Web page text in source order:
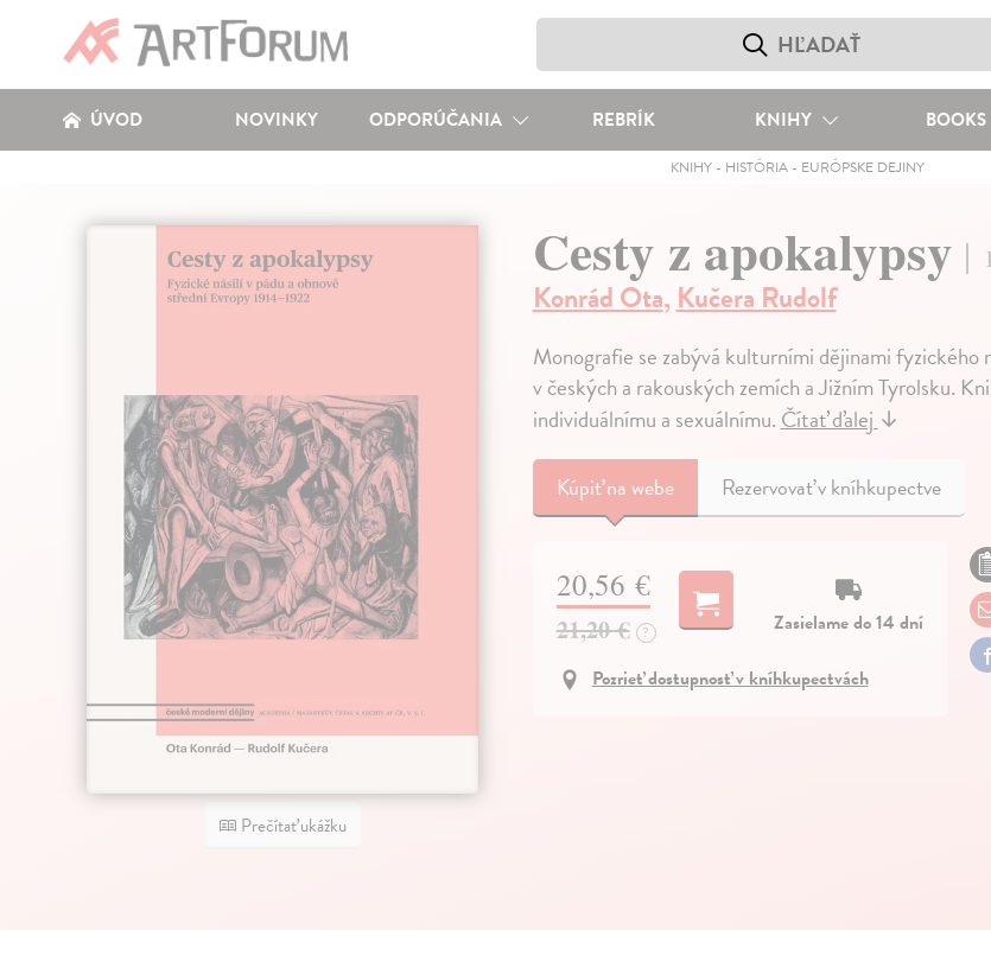
ÚVOD NOVINKY ODPORÚČANIA REBRÍK KNIHY BOOKS
KNIHY- HISTÓRIA- EURÓPSKE DEJINY
Prečítať ukážku
Cesty z apokalypsy
Konrád Ota,Kučera Rudolf
Monografie se zabývá kulturními dějinami fyzického
v českých a rakouských zemích a Jižním Tyrolsku.
individuálnímu a sexuálnímu.Čítať ďalej↓
Kúpiťna webe Rezervovať v kníhkupectve
20,56 €
21,20 € ?
Zasielame do 14 dní
Pozrieť dostupnosť v kníhkupectvách